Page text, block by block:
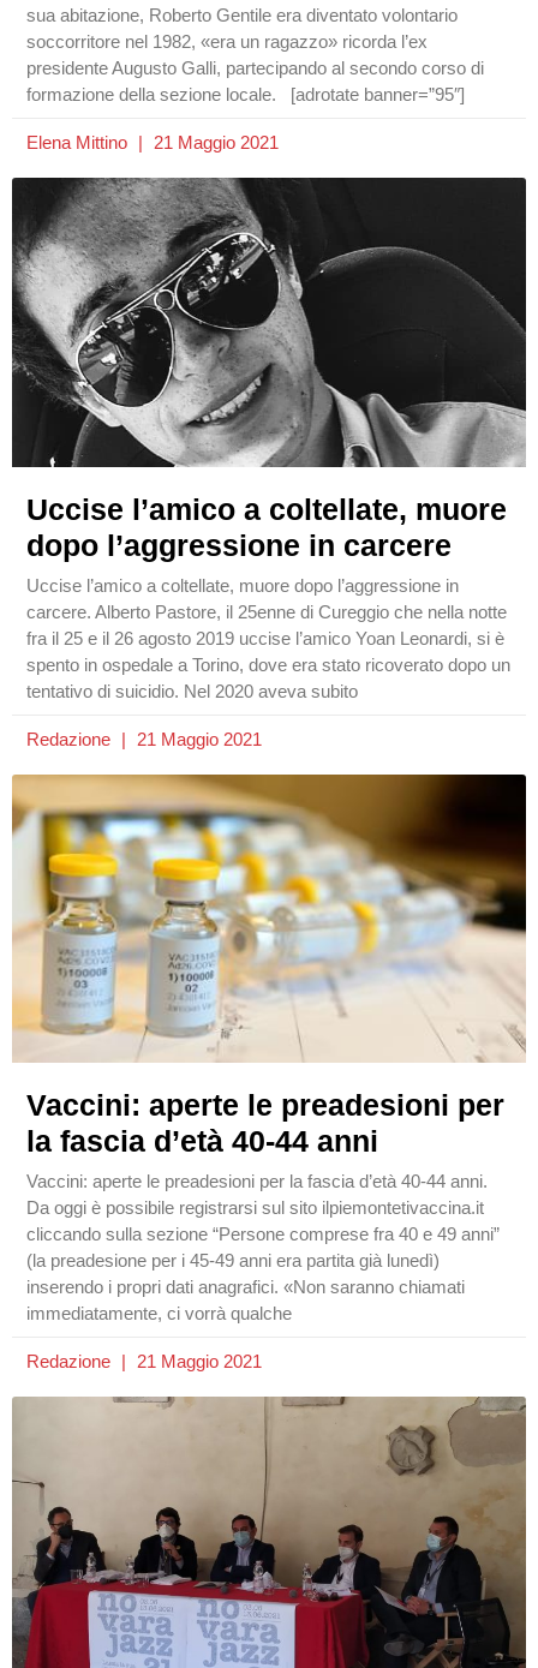
sua abitazione, Roberto Gentile era diventato volontario
soccorritore nel 1982, «era un ragazzo» ricorda l’ex
presidente Augusto Galli, partecipando al secondo corso di
formazione della sezione locale. [adrotate banner=”95″]
Elena Mittino 21 Maggio 2021
Uccise l’amico a coltellate, muore
dopo l’aggressione in carcere
Uccise l’amico a coltellate, muore dopo l’aggressione in
carcere. Alberto Pastore, il 25enne di Cureggio che nella notte
fra il 25 e il 26 agosto 2019 uccise l’amico Yoan Leonardi, si è
spento in ospedale a Torino, dove era stato ricoverato dopo un
tentativo di suicidio. Nel 2020 aveva subito
Redazione 21 Maggio 2021
Vaccini: aperte le preadesioni per
la fascia d’età 40-44 anni
Vaccini: aperte le preadesioni per la fascia d’età 40-44 anni.
Da oggi è possibile registrarsi sul sito ilpiemontetivaccina.it
cliccando sulla sezione “Persone comprese fra 40 e 49 anni”
(la preadesione per i 45-49 anni era partita già lunedì)
inserendo i propri dati anagrafici. «Non saranno chiamati
immediatamente, ci vorrà qualche
Redazione 21 Maggio 2021